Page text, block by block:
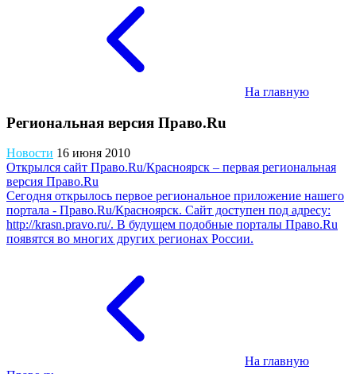
На главную
Региональная версия Право.Ru
Новости 16 июня 2010
Открылся сайт Право.Ru/Красноярск – первая региональная
версия Право.Ru
Сегодня открылось первое региональное приложение нашего
портала - Право.Ru/Красноярск. Сайт доступен под адресу:
http://krasn.pravo.ru/. В будущем подобные порталы Право.Ru
появятся во многих других регионах России.
На главную